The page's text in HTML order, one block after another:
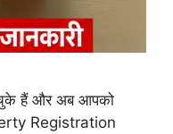
हैं और अब आपको
Registration